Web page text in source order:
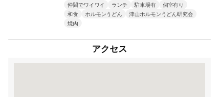
仲間でワイワイ
ランチ 駐車場有
個室有り
和食
ホルモンうどん
津山ホルモンうどん研究会
焼肉
アクセス